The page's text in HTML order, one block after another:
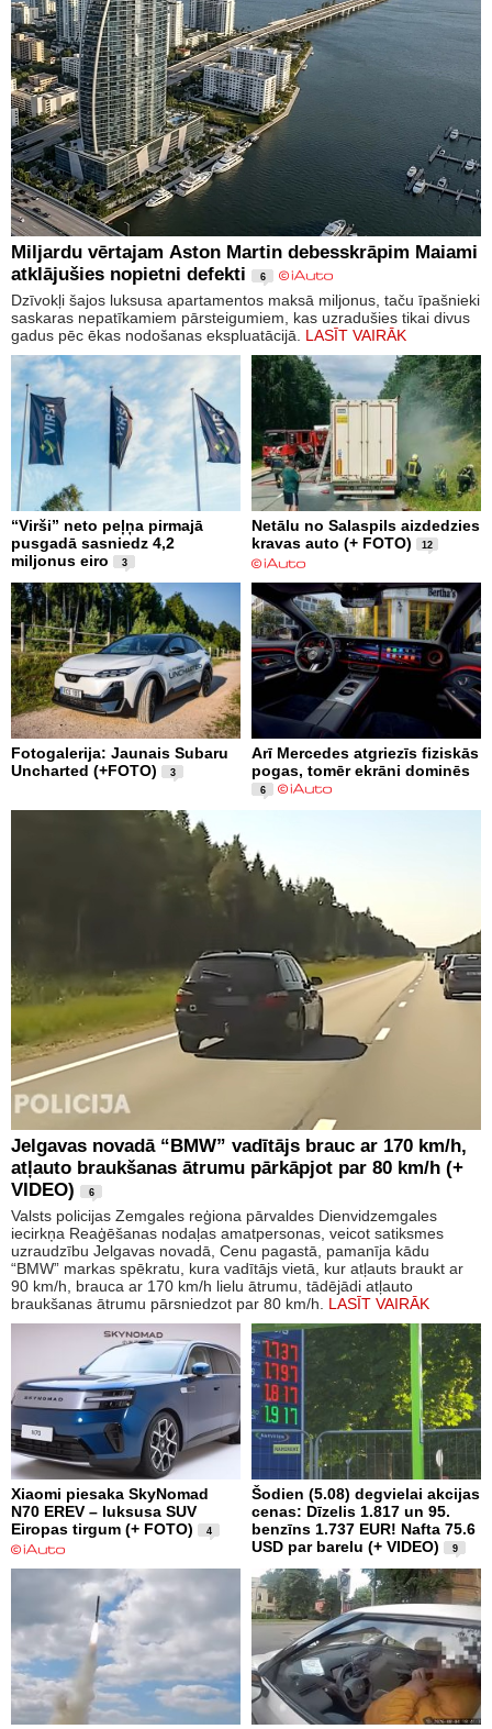
Miljardu vērtajam Aston Martin debesskrāpim Maiami
atklājušies nopietni defekti
6
Dzīvokļi šajos luksusa apartamentos maksā miljonus, taču īpašnieki
saskaras nepatīkamiem pārsteigumiem, kas uzradušies tikai divus
gadus pēc ēkas nodošanas ekspluatācijā. LASĪT VAIRĀK
“Virši” neto peļņa pirmajā
pusgadā sasniedz 4,2
miljonus eiro
3
Netālu no Salaspils aizdedzies
kravas auto (+ FOTO)
12
Fotogalerija: Jaunais Subaru
Uncharted (+FOTO)
3
Arī Mercedes atgriezīs fiziskās
pogas, tomēr ekrāni dominēs
6
Jelgavas novadā “BMW” vadītājs brauc ar 170 km/h,
atļauto braukšanas ātrumu pārkāpjot par 80 km/h (+
VIDEO)
6
Valsts policijas Zemgales reģiona pārvaldes Dienvidzemgales
iecirkņa Reaģēšanas nodaļas amatpersonas, veicot satiksmes
uzraudzību Jelgavas novadā, Cenu pagastā, pamanīja kādu
“BMW” markas spēkratu, kura vadītājs vietā, kur atļauts braukt ar
90 km/h, brauca ar 170 km/h lielu ātrumu, tādējādi atļauto
braukšanas ātrumu pārsniedzot par 80 km/h. LASĪT VAIRĀK
Xiaomi piesaka SkyNomad
N70 EREV – luksusa SUV
Eiropas tirgum (+ FOTO)
4
Šodien (5.08) degvielai akcijas
cenas: Dīzelis 1.817 un 95.
benzīns 1.737 EUR! Nafta 75.6
USD par barelu (+ VIDEO)
9